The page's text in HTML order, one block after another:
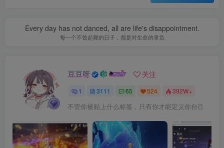
Every day has not danced, all are life's disappointment.
每一个不曾起舞的日子，都是对生命的辜负
豆豆呀 关注
1 3111 65 524 392W+
不管你被贴上什么标签，只有你才能定义你自己